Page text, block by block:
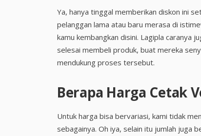
Ya, hanya tinggal memberikan diskon ini
pelanggan lama atau baru merasa di
kamu kembangkan disini. Lagipla caranya
selesai membeli produk, buat mereka
mendukung proses tersebut.
Berapa Harga Cetak
Untuk harga bisa bervariasi, kami tidak
sebagainya. Oh iya, selain itu jumlah juga